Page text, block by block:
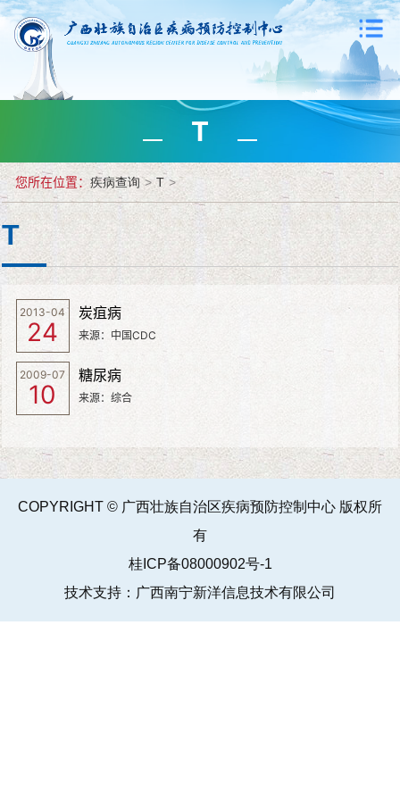
T
您所在位置：疾病查询 > T >
T
炭疽病
2013-04
24 来源：中国CDC
糖尿病
2009-07
10 来源：综合
COPYRIGHT © 广西壮族自治区疾病预防控制中心 版权所
有
桂ICP备08000902号-1
技术支持：广西南宁新洋信息技术有限公司